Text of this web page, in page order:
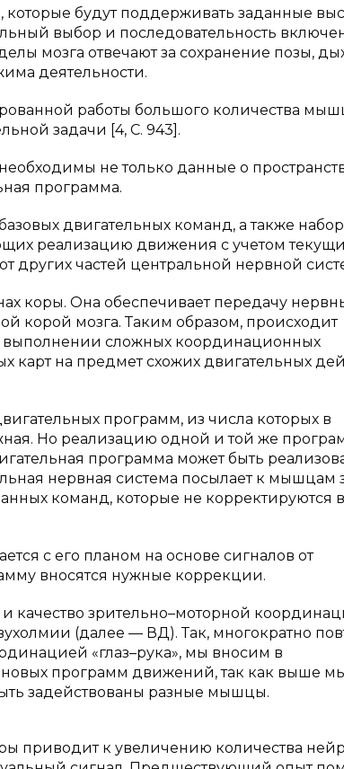
будут поддерживать заданные
выбор и последовательность
мозга отвечают за сохранение позы,
деятельности.
работы большого количества
задачи [4, C. 943].
не только данные о
программа.
двигательных команд, а также набор
реализацию движения с учетом
частей центральной нервной
коры. Она обеспечивает передачу
корой мозга. Таким образом, происходит
выполнении сложных координационных
карт на предмет схожих двигательных
программ, из числа которых в
Но реализацию одной и той же
программа может быть
нервная система посылает к мышцам
команд, которые не корректируются в
с его планом на основе сигналов от
вносятся нужные коррекции.
качество зрительно–моторной
(далее — ВД). Так, многократно
«глаз–рука», мы вносим в
программ движений, так как выше
задействованы разные мышцы.
приводит к увеличению количества